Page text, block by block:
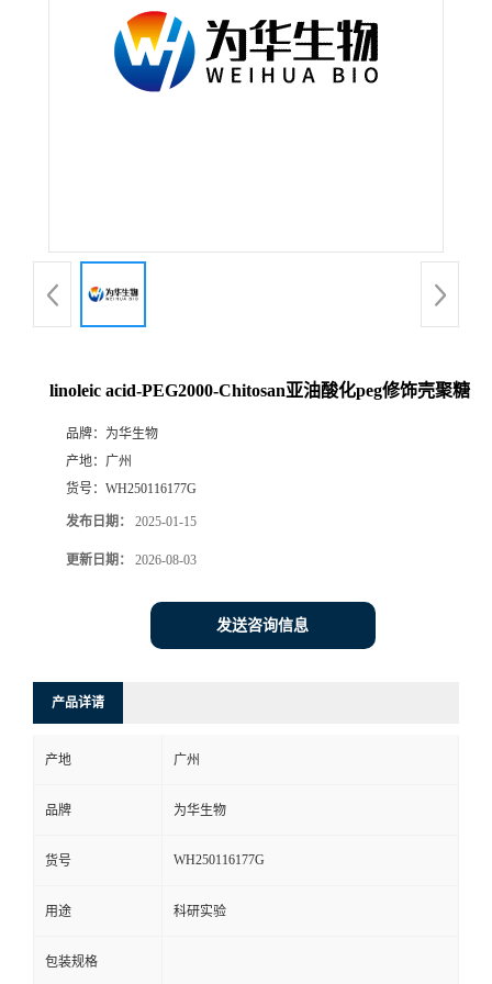
linoleic acid-PEG2000-Chitosan亚油酸化peg修饰壳聚糖
品牌： 为华生物
产地： 广州
货号： WH250116177G
发布日期： 2025-01-15
更新日期： 2026-08-03
发送咨询信息
产品详请
产地 广州
品牌 为华生物
货号 WH250116177G
用途 科研实验
包装规格